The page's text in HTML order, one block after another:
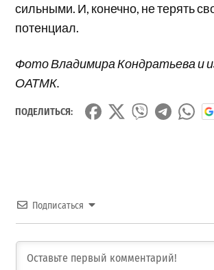
сильными. И, конечно, не терять
потенциал.
Фото Владимира Кондратьева и
ОАТМК.
ПОДЕЛИТЬСЯ:
Подписаться